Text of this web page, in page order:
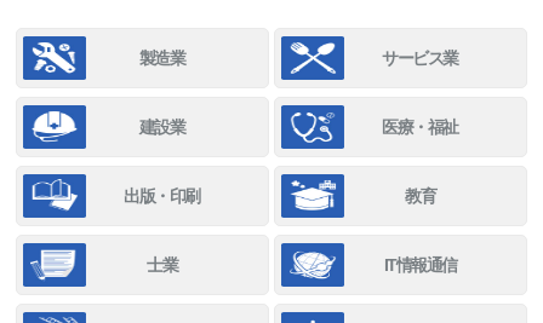
製造業 サービス業
建設業 医療・福祉
出版・印刷 教育
士業 IT情報通信